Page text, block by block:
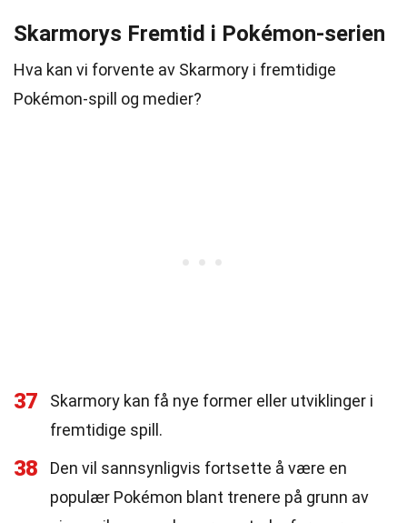
Skarmorys Fremtid i Pokémon-serien
Hva kan vi forvente av Skarmory i fremtidige
Pokémon-spill og medier?
37
Skarmory kan få nye former eller utviklinger i
fremtidige spill.
38
Den vil sannsynligvis fortsette å være en
populær Pokémon blant trenere på grunn av